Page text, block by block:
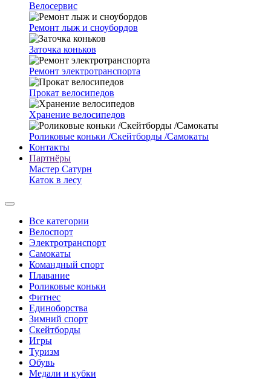
Велосервис
Ремонт лыж и сноубордов
Заточка коньков
Ремонт электротранспорта
Прокат велосипедов
Хранение велосипедов
Роликовые коньки /Скейтборды /Самокаты
Контакты
Партнёры
Мастер Сатурн
Каток в лесу
Все категории
Велоспорт
Электротранспорт
Самокаты
Командный спорт
Плавание
Роликовые коньки
Фитнес
Единоборства
Зимний спорт
Скейтборды
Игры
Туризм
Обувь
Медали и кубки